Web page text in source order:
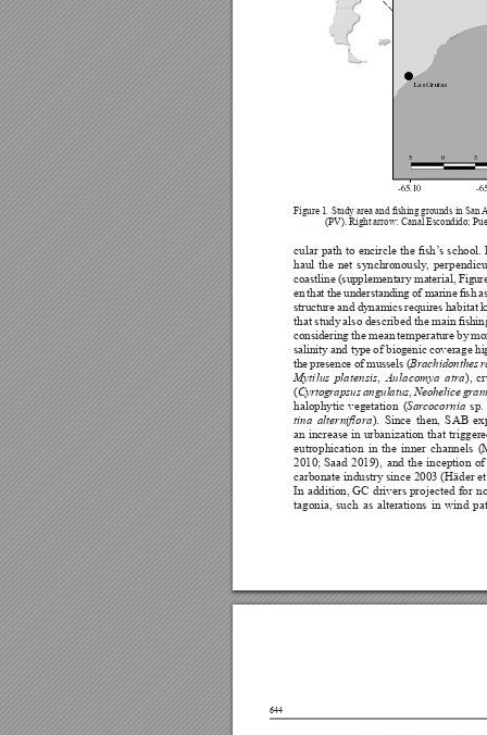
     
   






Brachidonthes r
Mytilus platensis
Aulacomya atra
Cyrtograpsus angulatus Neohelice
  Sarcocornia 
tina alterniora   
   
    
   
 
    
     
-65.10 -
505
Las Grutas
.  
644